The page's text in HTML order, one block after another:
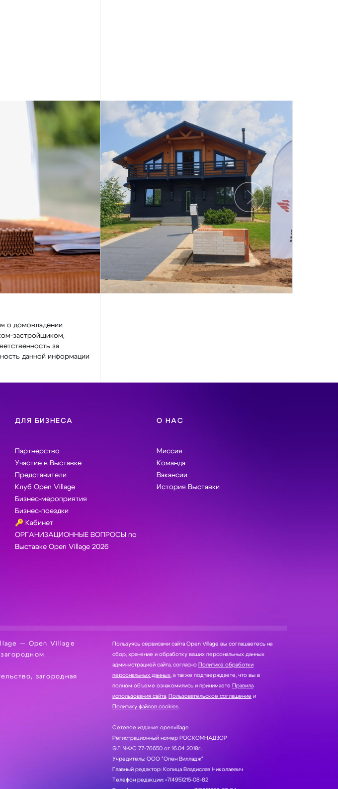
Следующий
о домовладении
застройщиком,
за
данной информации
ДЛЯ БИЗНЕСА
Партнерство
Участие в Выставке
Представители
Клуб Open Village
Бизнес-мероприятия
Бизнес-поездки
🔑 Кабинет
ОРГАНИЗАЦИОННЫЕ ВОПРОСЫ по
Выставке Open Village 2026
О НАС
Миссия
Команда
Вакансии
История Выставки
— Open Village
загородная
Пользуясь сервисами сайта Open Village вы соглашаетесь на
сбор, хранение и обработку ваших персональных данных
администрацией сайта, согласно Политике обработки
персональных данных, а также подтверждаете, что вы в
полном объеме ознакомились и принимаете Правила
использования сайта, Пользовательское соглашение и
Политику файлов cookies.
Сетевое издание openvillage
Регистрационный номер РОСКОМНАДЗОР
ЭЛ №ФС 77-76650 от 16.04 2018г.
Учредитель: ООО "Опен Вилладж"
Главный редактор: Копица Владислав Николаевич
Телефон редакции: +7(495)215-08-82